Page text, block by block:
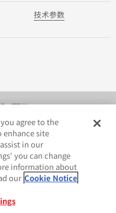
技术参数
政策
agree to the
enhance site
in our
you can change
information about
our Cookie Notice